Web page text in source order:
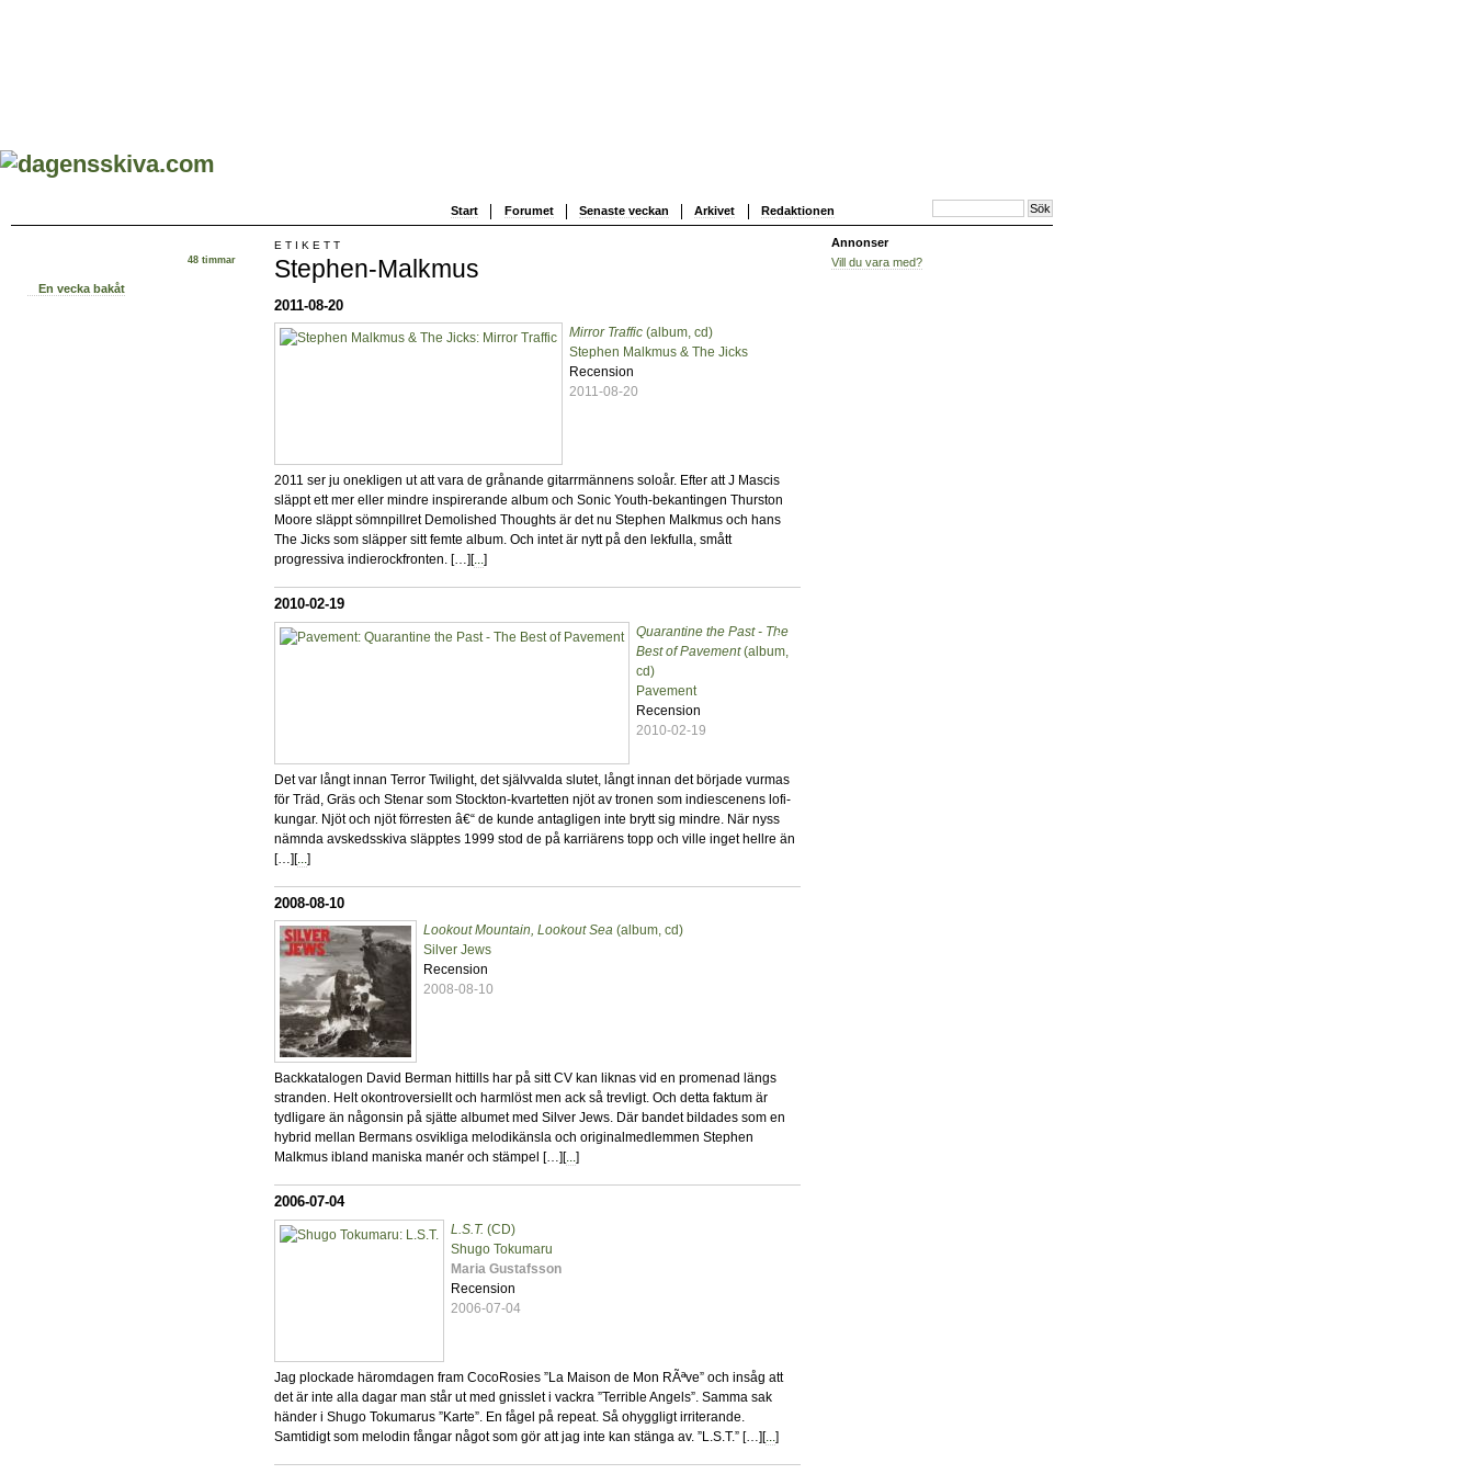
Start Forumet Senaste veckan Arkivet Redaktionen
48 timmar
En vecka bakåt
ETIKETT
Stephen-Malkmus
2011-08-20
Mirror Traffic (album, cd)
Stephen Malkmus & The Jicks
Recension
2011-08-20
2011 ser ju onekligen ut att vara de grånande gitarrmännens soloår. Efter att J Mascis
släppt ett mer eller mindre inspirerande album och Sonic Youth-bekantingen Thurston
Moore släppt sömnpillret Demolished Thoughts är det nu Stephen Malkmus och hans
The Jicks som släpper sitt femte album. Och intet är nytt på den lekfulla, smått
progressiva indierockfronten. […][...]
2010-02-19
Quarantine the Past - The
Best of Pavement(album,
cd)
Pavement
Recension
2010-02-19
5
Det var långt innan Terror Twilight, det självvalda slutet, långt innan det började vurmas
för Träd, Gräs och Stenar som Stockton-kvartetten njöt av tronen som indiescenens lofi-
kungar. Njöt och njöt förresten â€“ de kunde antagligen inte brytt sig mindre. När nyss
nämnda avskedsskiva släpptes 1999 stod de på karriärens topp och ville inget hellre än
[…][... ]
2008-08-10
Lookout Mountain, Lookout Sea (album, cd)
Silver Jews
Recension
2008-08-10
Backkatalogen David Berman hittills har på sitt CV kan liknas vid en promenad längs
stranden. Helt okontroversiellt och harmlöst men ack så trevligt. Och detta faktum är
tydligare än någonsin på sjätte albumet med Silver Jews. Där bandet bildades som en
hybrid mellan Bermans osvikliga melodikänsla och originalmedlemmen Stephen
Malkmus ibland maniska manér och stämpel […][...]
2006-07-04
L.S.T. (CD)
Shugo Tokumaru
Maria Gustafsson
Recension
2006-07-04
Jag plockade häromdagen fram CocoRosies ”La Maison de Mon RÃªve” och insåg att
det är inte alla dagar man står ut med gnisslet i vackra ”Terrible Angels”. Samma sak
händer i Shugo Tokumarus ”Karte”. En fågel på repeat. Så ohyggligt irriterande.
Samtidigt som melodin fångar något som gör att jag inte kan stänga av. ”L.S.T.” […][...]
Annonser
Vill du vara med?